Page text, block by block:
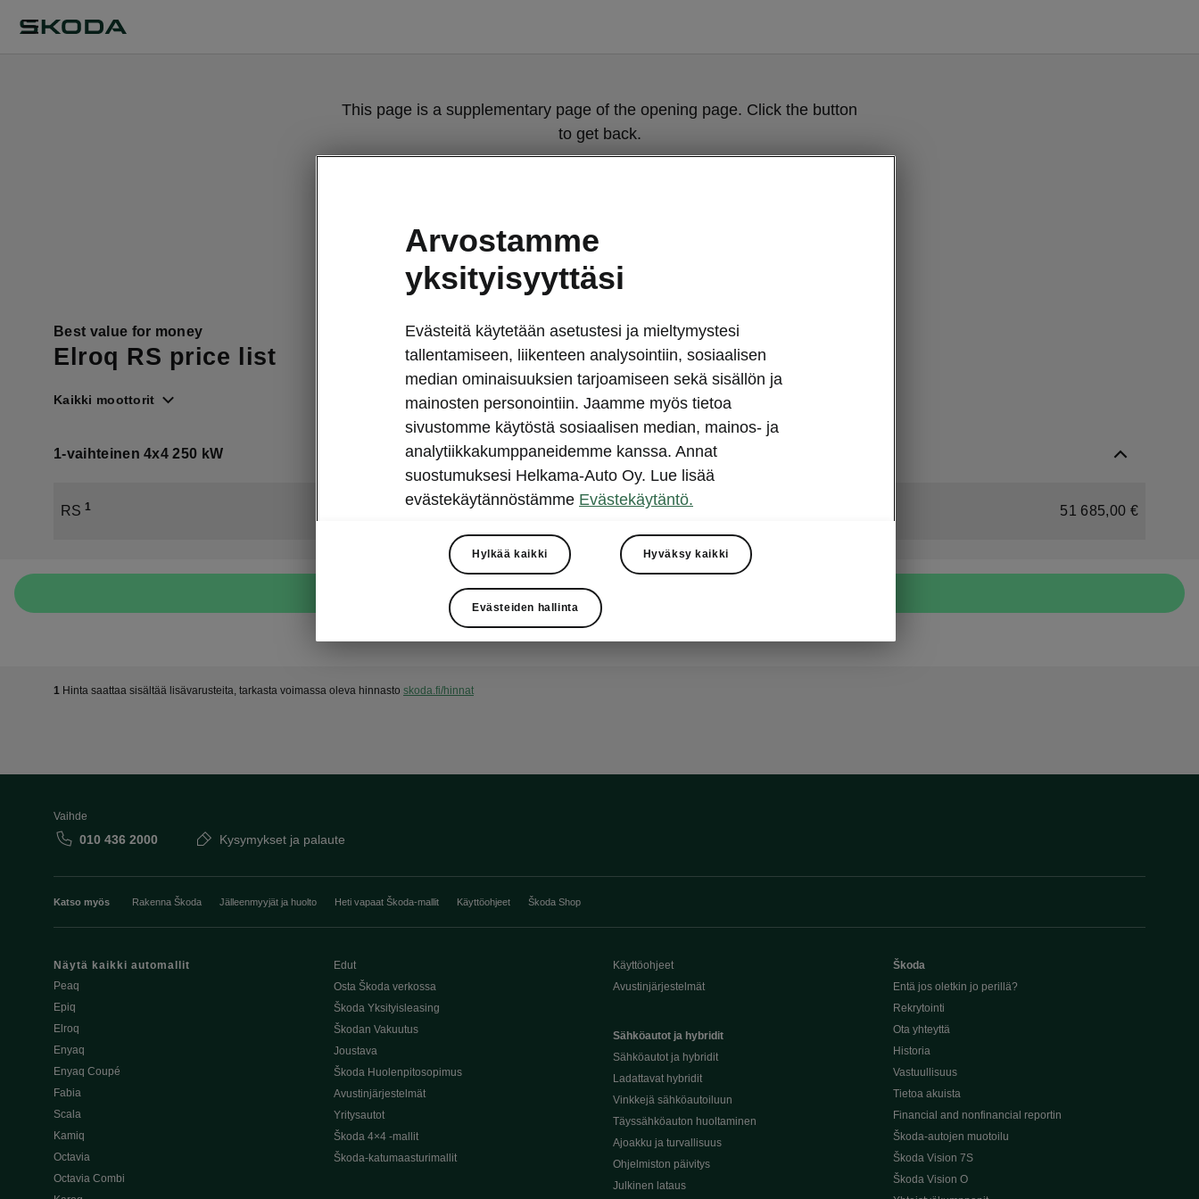
This page is a supplementary page of the opening page. Click the button
to get back.
Best value for money
Elroq RS price list
Kaikki moottorit
1-vaihteinen 4x4 250 kW
RS 1 51 685,00 €
Download in PDF
Kutista kaikki
1 Hinta saattaa sisältää lisävarusteita, tarkasta voimassa oleva hinnasto skoda.fi/hinnat
Vaihde
010 436 2000 Kysymykset ja palaute
Katso myös Rakenna Škoda Jälleenmyyjät ja huolto Heti vapaat Škoda-mallit Käyttöohjeet Škoda Shop
Näytä kaikki automallit
Peaq
Epiq
Elroq
Enyaq
Enyaq Coupé
Fabia
Scala
Kamiq
Octavia
Octavia Combi
Edut
Osta Škoda verkossa
Škoda Yksityisleasing
Škodan Vakuutus
Joustava
Škoda Huolenpitosopimus
Avustinjärjestelmät
Yritysautot
Škoda 4×4 -mallit
Škoda-katumaasturimallit
Käyttöohjeet
Avustinjärjestelmät
Sähköautot ja hybridit
Sähköautot ja hybridit
Ladattavat hybridit
Vinkkejä sähköautoiluun
Täyssähköauton huoltaminen
Ajoakku ja turvallisuus
Ohjelmiston päivitys
Julkinen lataus
Škoda
Entä jos oletkin jo perillä?
Rekrytointi
Ota yhteyttä
Historia
Vastuullisuus
Tietoa akuista
Financial and nonfinancial reportin
Škoda-autojen muotoilu
Škoda Vision 7S
Škoda Vision O
Arvostamme
yksityisyyttäsi
Evästeitä käytetään asetustesi ja mieltymystesi
tallentamiseen, liikenteen analysointiin, sosiaalisen
median ominaisuuksien tarjoamiseen sekä sisällön ja
mainosten personointiin. Jaamme myös tietoa
sivustomme käytöstä sosiaalisen median, mainos- ja
analytiikkakumppaneidemme kanssa. Annat
suostumuksesi Helkama-Auto Oy. Lue lisää
evästekäytännöstämme Evästekäytäntö.
Hylkää kaikki Hyväksy kaikki
Evästeiden hallinta